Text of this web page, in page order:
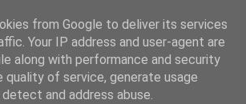
from Google to deliver its services
Your IP address and user-agent are
along with performance and security
quality of service, generate usage
and address abuse.